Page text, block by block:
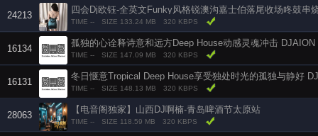
24213
四会Dj欧钰-全英文Funky风格锐澳沟嘉士伯落尾收场咚鼓串
TIME -- SIZE 133.24 MB 320 KBPS
16134
孤独的心诠释诗意和远方Deep House动感灵魂冲击 DJAION
TIME -- SIZE 147.09 MB 320 KBPS
16131
冬日惬意Tropical Deep House享受独处时光的孤独与静好
TIME -- SIZE 148.13 MB 320 KBPS
28063
【电音阁独家】山西DJ啊楠-青岛啤酒节太原站
TIME -- SIZE 118.59 MB 320 KBPS